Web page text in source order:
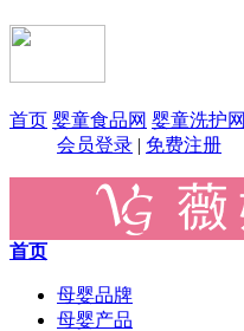
首页 婴童食品网 婴童洗护网
会员登录 | 免费注册
首页
母婴品牌
母婴产品